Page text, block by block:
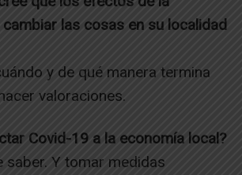
las cosas en su localidad
y de qué manera termina
valoraciones.
Covid-19 a la economía local?
saber. Y tomar medidas